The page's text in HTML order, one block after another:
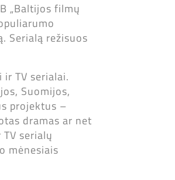
„Baltijos filmų
Serialą režisuos
TV serialai.
Suomijos,
projektus –
dramas ar net
serialų
mėnesiais